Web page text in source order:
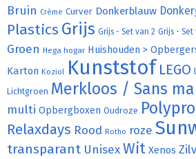
Bruin Crème Curver Donkerblauw
Plastics Grijs Grijs - Set van 2 Grijs - Set
Groen Hega hogar Huishouden >
Karton Koziol Kunststof LEGO
Lichtgroen Merkloos / Sans
multi Opbergboxen Oudroze
Relaxdays Rood Rotho roze
transparant UnisexWit Xenos